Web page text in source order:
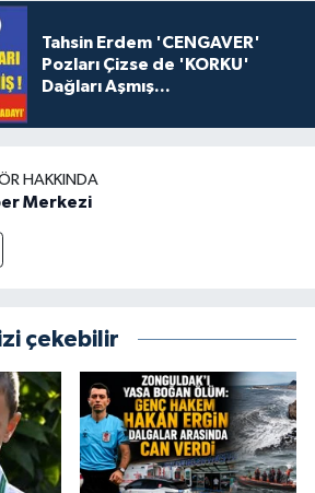
Tahsin Erdem 'CENGAVER'
Pozları Çizse de 'KORKU'
Dağları Aşmış...
HAKKINDA
Merkezi
çekebilir